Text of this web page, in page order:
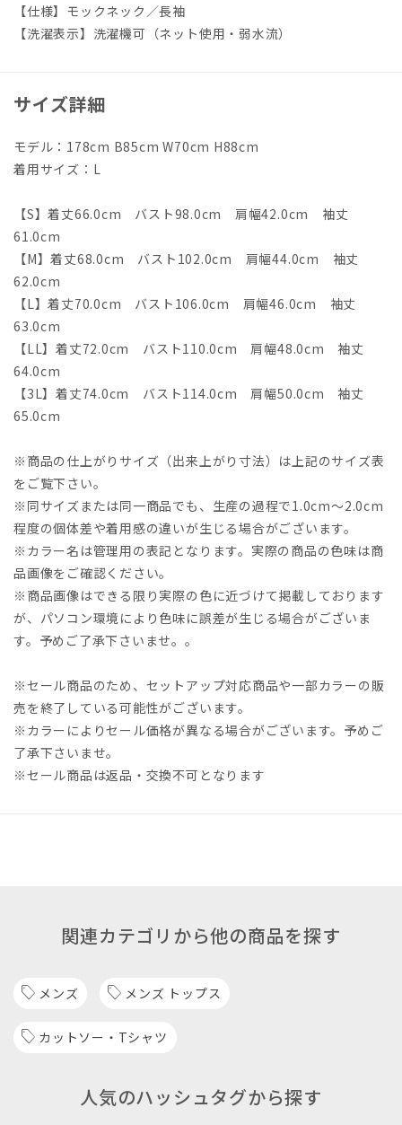
【仕様】モックネック／長袖
【洗濯表示】洗濯機可（ネット使用・弱水流）
サイズ詳細
モデル：178cm B85cm W70cm H88cm
着用サイズ：L
【S】着丈66.0cm バスト98.0cm 肩幅42.0cm 袖丈
61.0cm
【M】着丈68.0cm バスト102.0cm 肩幅44.0cm 袖丈
62.0cm
【L】着丈70.0cm バスト106.0cm 肩幅46.0cm 袖丈
63.0cm
【LL】着丈72.0cm バスト110.0cm 肩幅48.0cm 袖丈
64.0cm
【3L】着丈74.0cm バスト114.0cm 肩幅50.0cm 袖丈
65.0cm
※商品の仕上がりサイズ（出来上がり寸法）は上記のサイズ表
をご覧下さい。
※同サイズまたは同一商品でも、生産の過程で1.0cm～2.0cm
程度の個体差や着用感の違いが生じる場合がございます。
※カラー名は管理用の表記となります。実際の商品の色味は商
品画像をご確認ください。
※商品画像はできる限り実際の色に近づけて掲載しております
が、パソコン環境により色味に誤差が生じる場合がございま
す。予めご了承下さいませ。。
※セール商品のため、セットアップ対応商品や一部カラーの販
売を終了している可能性がございます。
※カラーによりセール価格が異なる場合がございます。予めご
了承下さいませ。
※セール商品は返品・交換不可となります
関連カテゴリから他の商品を探す
メンズ メンズ トップス
カットソー・Tシャツ
人気のハッシュタグから探す